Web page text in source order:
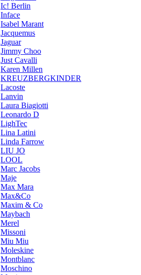
Ic! Berlin
Inface
Isabel Marant
Jacquemus
Jaguar
Jimmy Choo
Just Cavalli
Karen Millen
KREUZBERGKINDER
Lacoste
Lanvin
Laura Biagiotti
Leonardo D
LighTec
Lina Latini
Linda Farrow
LIU JO
LOOL
Marc Jacobs
Maje
Max Mara
Max&Co
Maxim & Co
Maybach
Merel
Missoni
Miu Miu
Moleskine
Montblanc
Moschino